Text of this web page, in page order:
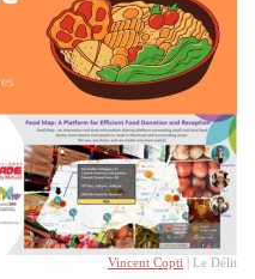
Vincent Copti | Le Délit